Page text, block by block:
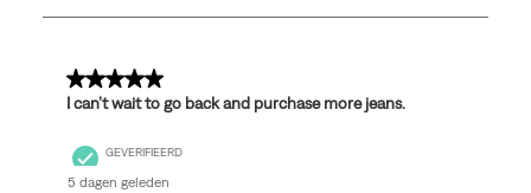
1372
5 van 5 sterren.
I can’t wait to go back and purchase more jeans.
GEVERIFIEERD
5 dagen geleden